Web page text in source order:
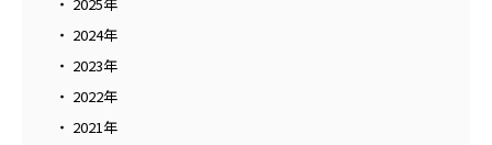
2024年
2023年
2022年
2021年